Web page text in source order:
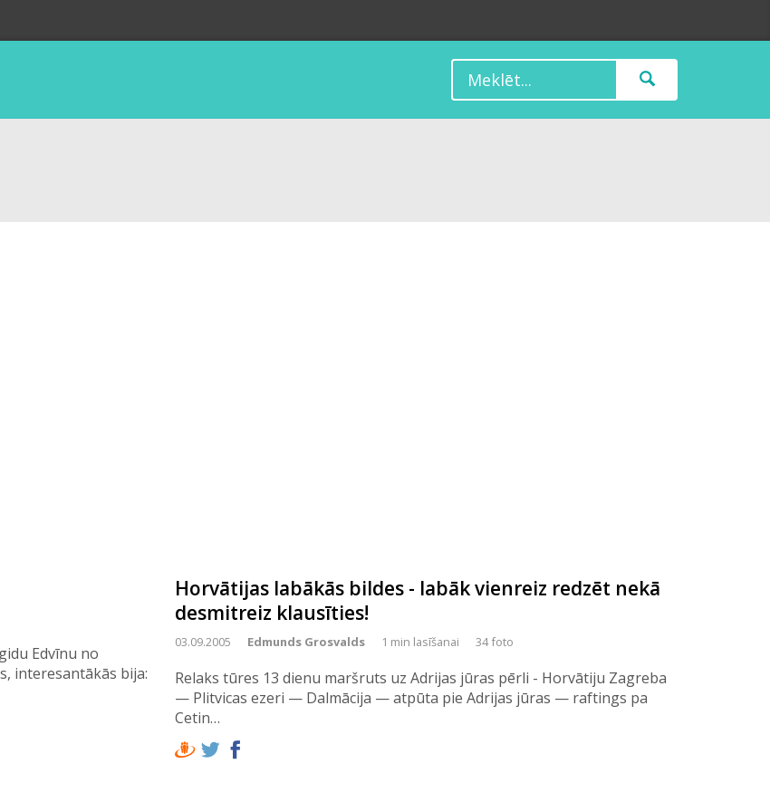
Edvīnu no
interesantākās bija:
Horvātijas labākās bildes - labāk vienreiz redzēt nekā
desmitreiz klausīties!
03.09.2005 Edmunds Grosvalds 1 min lasīšanai 34 foto
Relaks tūres 13 dienu maršruts uz Adrijas jūras pērli - Horvātiju Zagreba
— Plitvicas ezeri — Dalmācija — atpūta pie Adrijas jūras — raftings pa
Cetin…